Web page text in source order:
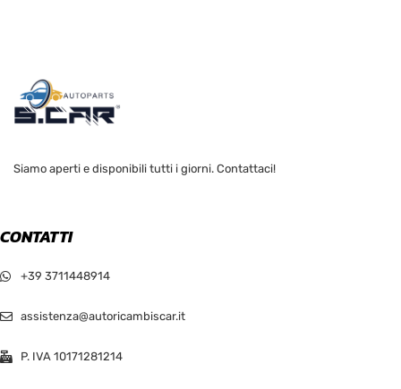
Siamo aperti e disponibili tutti i giorni. Contattaci!
CONTATTI
+39 3711448914
assistenza@autoricambiscar.it
P. IVA 10171281214